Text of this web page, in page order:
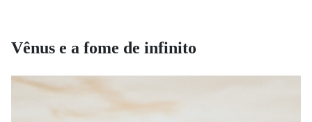
Vênus e a fome de infinito